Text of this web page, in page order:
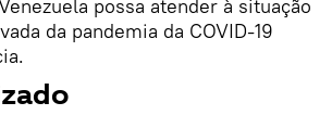
possa atender à situação
da pandemia da COVID-19